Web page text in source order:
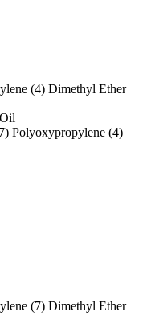
(4) Dimethyl Ether
Polyoxypropylene (4)
(7) Dimethyl Ether